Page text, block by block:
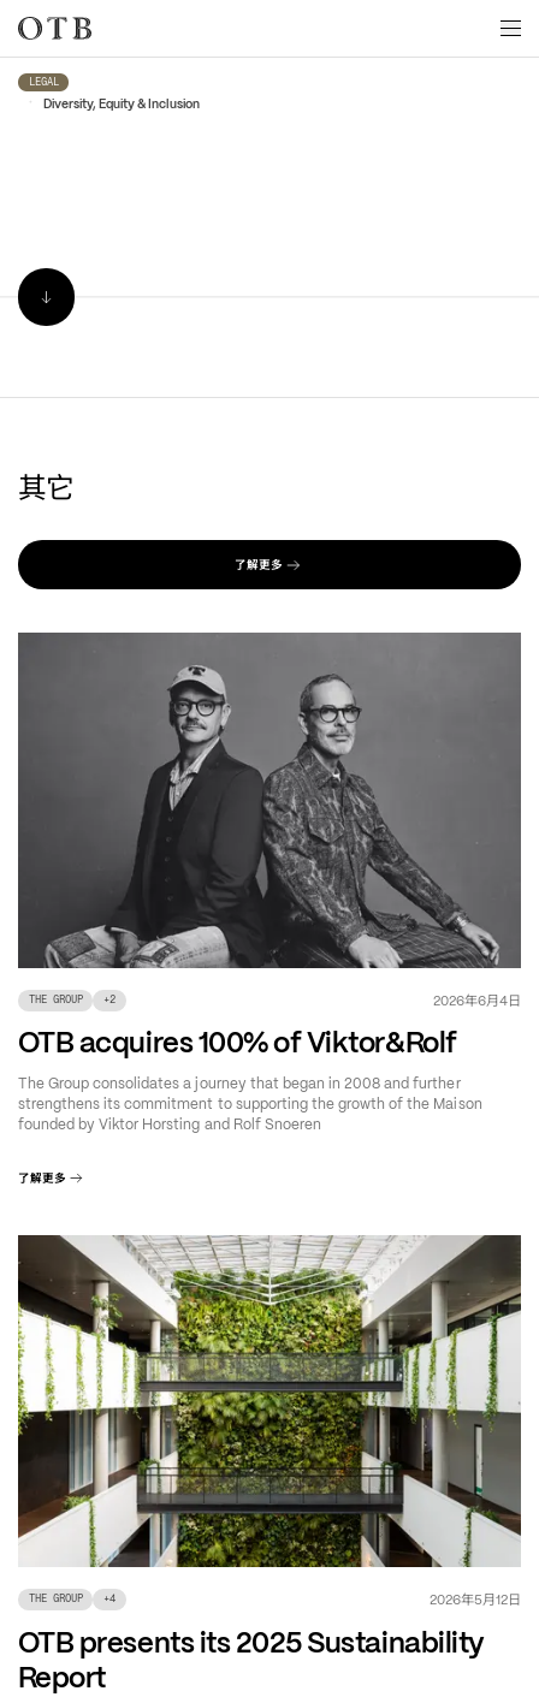
Skip to main content
LEGAL
• Diversity, Equity & Inclusion
其它
了解更多
THE GROUP +2 2026年6月4日
OTB acquires 100% of Viktor&Rolf
The Group consolidates a journey that began in 2008 and further
strengthens its commitment to supporting the growth of the Maison
founded by Viktor Horsting and Rolf Snoeren
了解更多
THE GROUP +4 2026年5月12日
OTB presents its 2025 Sustainability
Report